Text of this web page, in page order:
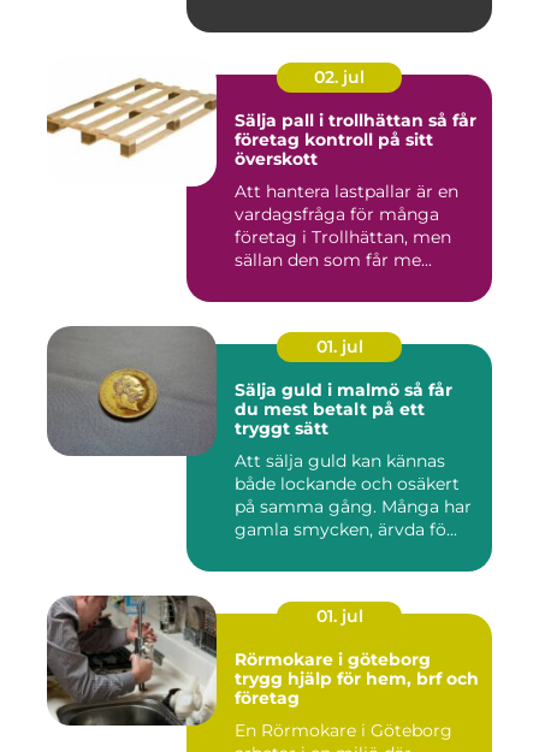
02. jul
Sälja pall i trollhättan så får
företag kontroll på sitt
överskott
Att hantera lastpallar är en
vardagsfråga för många
företag i Trollhättan, men
sällan den som får me...
01. jul
Sälja guld i malmö så får
du mest betalt på ett
tryggt sätt
Att sälja guld kan kännas
både lockande och osäkert
på samma gång. Många har
gamla smycken, ärvda fö...
01. jul
Rörmokare i göteborg
trygg hjälp för hem, brf och
företag
En Rörmokare i Göteborg